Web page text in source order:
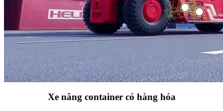
Xe nâng container có hàng hóa